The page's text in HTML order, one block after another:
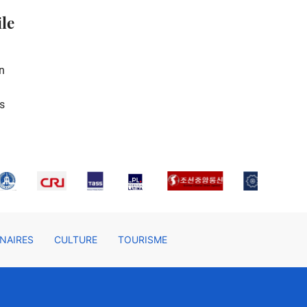
CULTURE TOURISME